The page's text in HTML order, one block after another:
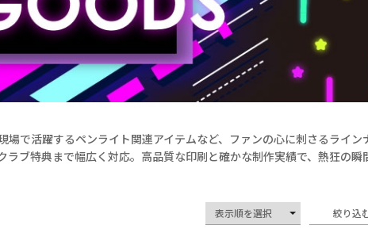
で活躍するペンライト関連アイテムなど、ファンの心に刺さるライン
ブ特典まで幅広く対応。高品質な印刷と確かな制作実績で、熱狂の瞬
絞り込